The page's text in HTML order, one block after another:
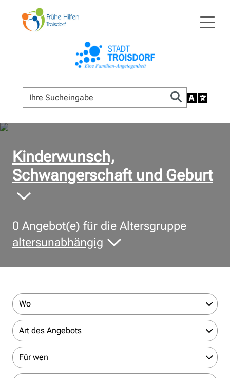
© Bildnachweis
Kinderwunsch,
Schwangerschaft und Geburt
0 Angebot(e) für die Altersgruppe
altersunabhängig
Wo
Art des Angebots
Für wen